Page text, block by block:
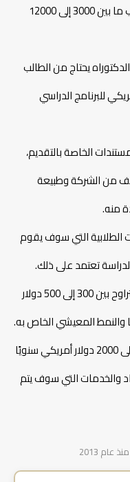
بينما تكلف دراسة الماجستير الطالب ما بين 3000 إلى 12000
يحتاج من الطالب
دولار أمريكي للبرنامج الدراسي
الخاصة بالتقديم،
من الشركة وطبيعة
منه.
التي سوف يقوم
تعتمد على ذلك.
تكلفة المعيشة الشهرية للطالب تتراوح بين 300 إلى 500 دولار
والنمط المعيشي الخاص به.
بينما يحتاج الطالب إلى ما بين 800 إلى 2000 دولار أمريكي سنويًا
والخدمات التي سوف يتم
2013